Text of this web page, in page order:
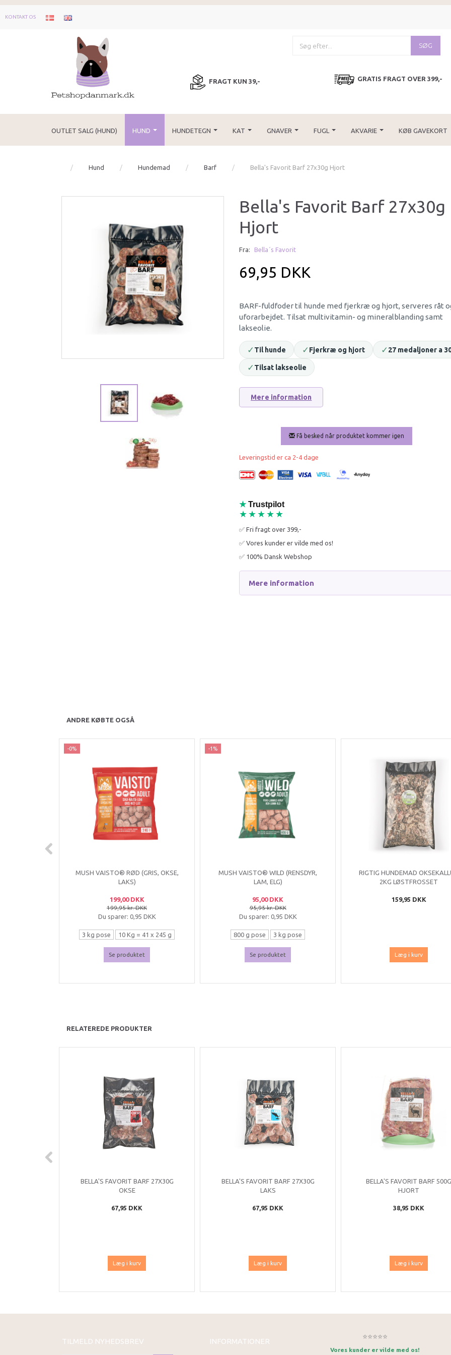
KONTAKT OS
SØG
FRAGT KUN 39,- GRATIS FRAGT OVER 399,-
OUTLET SALG (HUND) HUND HUNDETEGN KAT GNAVER FUGL AKVARIE KØB GAVEKORT
Hund Hundemad Barf Bella's Favorit Barf 27x30g Hjort
Bella's Favorit Barf 27x30g
Hjort
Fra: Bella´s Favorit
69,95 DKK
BARF-fuldfoder til hunde med fjerkræ og hjort, serveres råt
uforarbejdet. Tilsat multivitamin- og mineralblanding samt
lakseolie.
✓Til hunde ✓Fjerkræ og hjort ✓27 medaljoner a
✓Tilsat lakseolie
Mere information
Få besked når produktet kommer igen
Leveringstid er ca 2-4 dage
★ Trustpilot
★★★★★
✅ Fri fragt over 399,-
✅ Vores kunder er vilde med os!
✅ 100% Dansk Webshop
Mere information
RIGTIG HUNDEMAD
KALVEBRYSTBEN, CA 1KG
Læg i kurv
RIGTIG
2KG
-75%
ANDRE KØBTE OGSÅ
-0%
MUSH VAISTO® RØD (GRIS, OKSE,
LAKS)
199,00 DKK
199,95 kr. DKK
Du sparer: 0,95 DKK
3 kg pose 10 Kg = 41 x 245 g
Se produktet
-1%
MUSH VAISTO® WILD (RENSDYR,
LAM, ELG)
95,00 DKK
95,95 kr. DKK
Du sparer: 0,95 DKK
800 g pose 3 kg pose
Se produktet
RIGTIG HUNDEMAD
2KG LØSTFROSSET
159,95 DKK
Læg i kurv
RELATEREDE PRODUKTER
BELLA'S FAVORIT BARF 27X30G
OKSE
67,95 DKK
Læg i kurv
BELLA'S FAVORIT BARF 27X30G
LAKS
67,95 DKK
Læg i kurv
BELLA'S FAVORIT BARF 500G
HJORT
38,95 DKK
Læg i kurv
TILMELD NYHEDSBREV INFORMATIONER
⭐⭐⭐⭐⭐
Vores kunder er vilde med os!